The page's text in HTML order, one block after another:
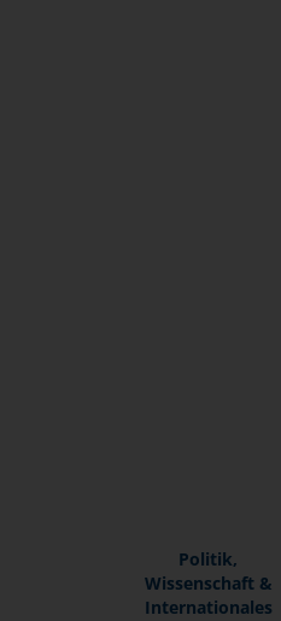
Politik,
Wissenschaft &
Internationales